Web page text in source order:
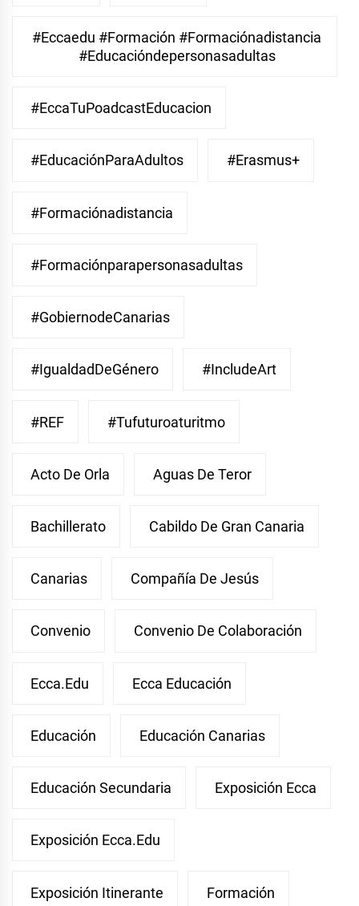
#eccaedu #formación #formaciónadistancia
#educacióndepersonasadultas
#EccaTuPoadcastEducacion
#EducaciónParaAdultos #Erasmus+
#Formaciónadistancia
#Formaciónparapersonasadultas
#GobiernodeCanarias
#IgualdadDeGénero #IncludeArt
#REF #Tufuturoaturitmo
Acto De Orla Aguas De Teror
Bachillerato Cabildo De Gran Canaria
Canarias Compañía De Jesús
Convenio Convenio De Colaboración
Ecca.edu Ecca Educación
Educación Educación Canarias
Educación Secundaria Exposición Ecca
Exposición Ecca.edu
Exposición Itinerante Formación